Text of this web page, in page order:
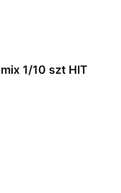
1/10 szt HIT